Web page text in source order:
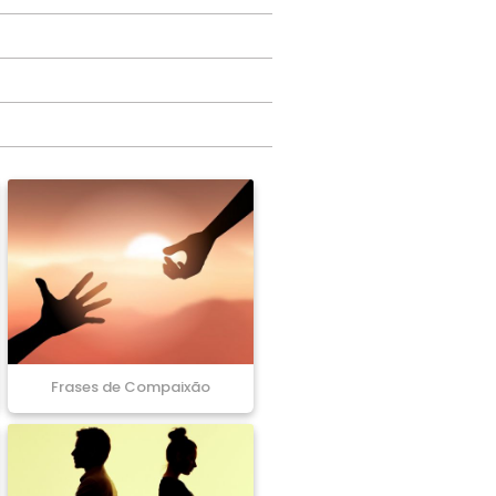
Frases de Compaixão